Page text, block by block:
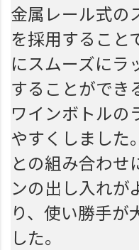
金属レール式の
を採用すること
にスムーズにラ
することができ
ワインボトルの
やすくしました
との組み合わせ
ンの出し入れが
り、使い勝手が
した。